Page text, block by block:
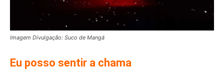
Imagem Divulgação: Suco de Mangá
Eu posso sentir a chama